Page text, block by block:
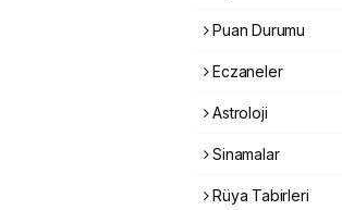
Puan Durumu
Eczaneler
Astroloji
Sinamalar
Rüya Tabirleri